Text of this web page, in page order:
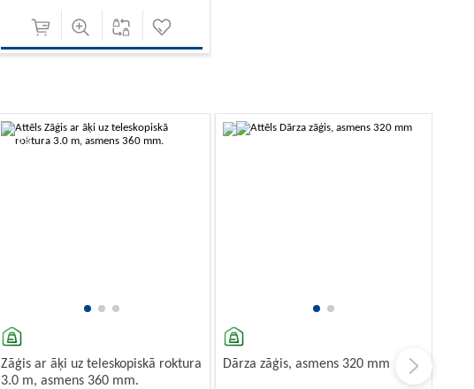
-10%
Zāģis ar āķi uz teleskopiskā roktura
3.0 m, asmens 360 mm.
Dārza zāģis, asmens 320 mm